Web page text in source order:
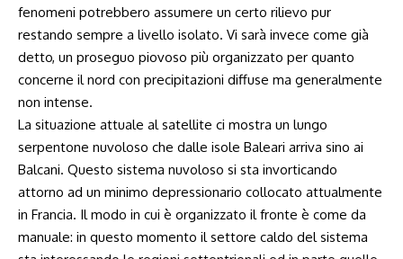
fenomeni potrebbero assumere un certo rilievo pur
restando sempre a livello isolato. Vi sarà invece come già
detto, un proseguo piovoso più organizzato per quanto
concerne il nord con precipitazioni diffuse ma generalmente
non intense.
La situazione attuale al satellite ci mostra un lungo
serpentone nuvoloso che dalle isole Baleari arriva sino ai
Balcani. Questo sistema nuvoloso si sta invorticando
attorno ad un minimo depressionario collocato attualmente
in Francia. Il modo in cui è organizzato il fronte è come da
manuale: in questo momento il settore caldo del sistema